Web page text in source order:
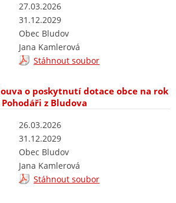
27.03.2026
31.12.2029
Obec Bludov
Jana Kamlerová
Stáhnout soubor
o poskytnutí dotace obce na rok
z Bludova
26.03.2026
31.12.2029
Obec Bludov
Jana Kamlerová
Stáhnout soubor